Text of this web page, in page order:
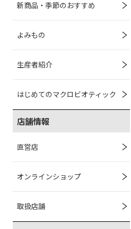
新商品・季節のおすすめ
よみもの
生産者紹介
はじめてのマクロビオティック
店舗情報
直営店
オンラインショップ
取扱店舗